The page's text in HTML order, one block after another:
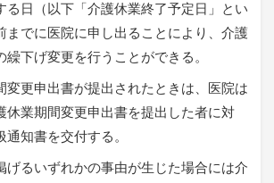
る日（以下「介護休業終了予定日」とい
までに医院に申し出ることにより、介護
下げ変更を行うことができる。
変更申出書が提出されたときは、医院は
休業期間変更申出書を提出した者に対
通知書を交付する。
げるいずれかの事由が生じた場合には介